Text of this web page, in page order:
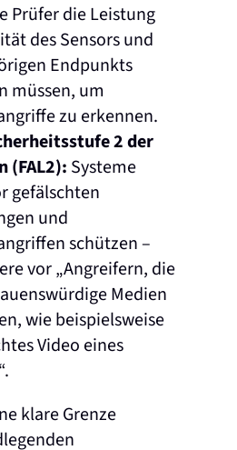
Prüfer die Leistung
des Sensors und
Endpunkts
müssen, um
zu erkennen.
2 der
(FAL2): Systeme
gefälschten
und
schützen –
vor „Angreifern, die
Medien
wie beispielsweise
Video eines
klare Grenze